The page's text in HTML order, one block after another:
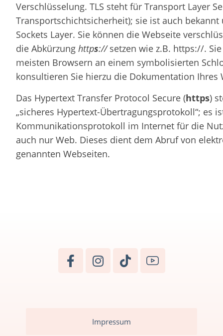
Verschlüsselung. TLS steht für Transport Layer
Transportschichtsicherheit); sie ist auch bekannt
Sockets Layer. Sie können die Webseite
die Abkürzunghttps://setzen wie z.B. https://.
meisten Browsern an einem symbolisierten
konsultieren Sie hierzu die Dokumentation Ihres
Das Hypertext Transfer Protocol Secure (https)
„sicheres Hypertext-Übertragungsprotokoll“; es
Kommunikationsprotokoll im Internet für die
auch nur Web. Dieses dient dem Abruf von
genannten Webseiten.
Impressum